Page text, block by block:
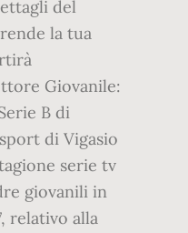
del
la tua
Giovanile:
B di
di Vigasio
serie tv
giovanili in
relativo alla